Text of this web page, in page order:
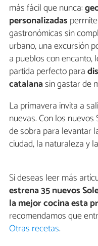
más fácil que nunca:
personalizadas
gastronómicas sin
urbano, una excursión
a pueblos con encanto,
partida perfecto para
catalanasin gastar de
La primavera invita a
nuevas. Con los
de sobra para levantar
ciudad, la naturaleza y
Si deseas leer más
estrena 35 nuevos
la mejor cocina esta
recomendamos que
Otras recetas.